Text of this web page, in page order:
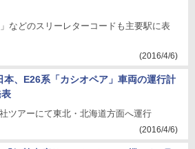
」などのスリーレターコードも主要駅に表
(2016/4/6)
本、E26系「カシオペア」車両の運行計
ツアーにて東北・北海道方面へ運行
(2016/4/6)